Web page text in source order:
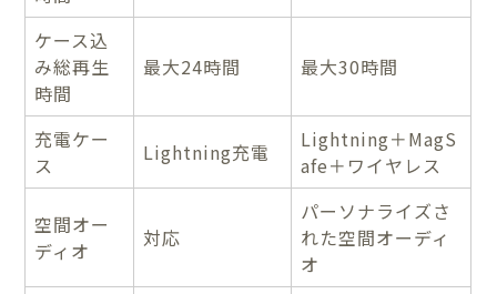
ケース込
み総再生
時間
最大24時間 最大30時間
充電ケー
ス
Lightning充電
Lightning＋MagS
afe＋ワイヤレス
空間オー
ディオ
対応
パーソナライズさ
れた空間オーディ
オ